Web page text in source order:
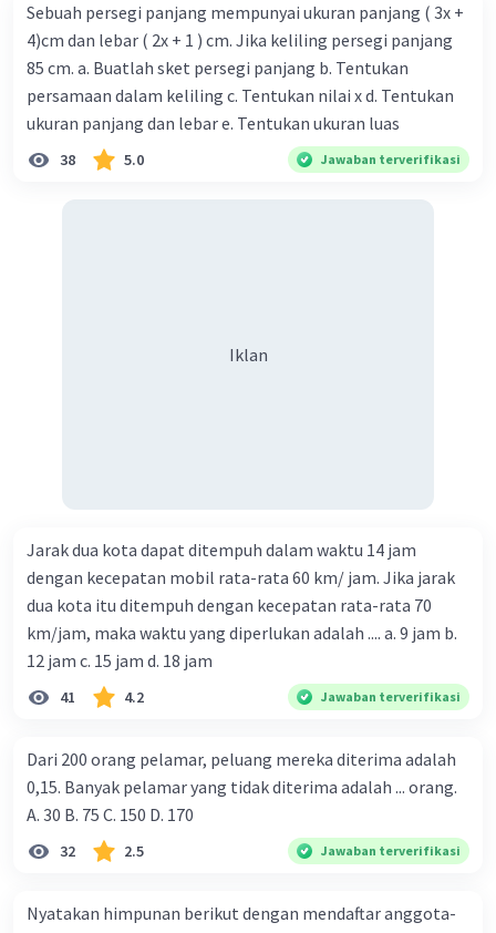
Sebuah persegi panjang mempunyai ukuran panjang ( 3x +
4)cm dan lebar ( 2x + 1 ) cm. Jika keliling persegi panjang
85 cm. a. Buatlah sket persegi panjang b. Tentukan
persamaan dalam keliling c. Tentukan nilai x d. Tentukan
ukuran panjang dan lebar e. Tentukan ukuran luas
38 5.0 Jawaban terverifikasi
Iklan
Jarak dua kota dapat ditempuh dalam waktu 14 jam
dengan kecepatan mobil rata-rata 60 km/ jam. Jika jarak
dua kota itu ditempuh dengan kecepatan rata-rata 70
km/jam, maka waktu yang diperlukan adalah .... a. 9 jam b.
12 jam c. 15 jam d. 18 jam
41 4.2 Jawaban terverifikasi
Dari 200 orang pelamar, peluang mereka diterima adalah
0,15. Banyak pelamar yang tidak diterima adalah ... orang.
A. 30 B. 75 C. 150 D. 170
32 2.5 Jawaban terverifikasi
Nyatakan himpunan berikut dengan mendaftar anggota-